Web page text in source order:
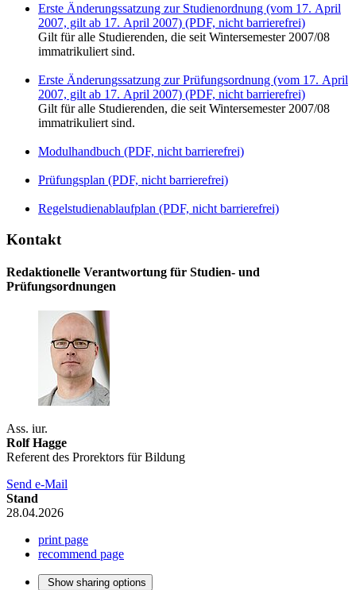
Erste Änderungssatzung zur Studienordnung (vom 17. April
2007, gilt ab 17. April 2007) (PDF, nicht barrierefrei)
Gilt für alle Studierenden, die seit Wintersemester 2007/08
immatrikuliert sind.
Erste Änderungssatzung zur Prüfungsordnung (vom 17. April
2007, gilt ab 17. April 2007) (PDF, nicht barrierefrei)
Gilt für alle Studierenden, die seit Wintersemester 2007/08
immatrikuliert sind.
Modulhandbuch (PDF, nicht barrierefrei)
Prüfungsplan (PDF, nicht barrierefrei)
Regelstudienablaufplan (PDF, nicht barrierefrei)
Kontakt
Redaktionelle Verantwortung für Studien- und
Prüfungsordnungen
Ass. iur.
Rolf Hagge
Referent des Prorektors für Bildung
Send e-Mail
Stand
28.04.2026
print page
recommend page
Show sharing options